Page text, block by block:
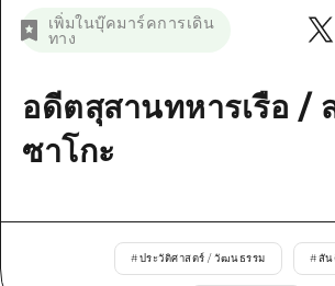
มาตรฐาน
ธรรมชาติ
บริเวณรอบๆ มิยาจิมะ
จังหวัดเอฮิเมะ
สรุปการจราจรรอง
ตั๋วเที่ยวคุ้มค่าตั๋วเที่ยว
TRAVELPAL
ข่าว
เพิ่มในบุ๊คมาร์คการเดิน
ทาง
อดีตสุสานทหารเรือ /
ซาโกะ
#ประวัติศาสตร์ / วัฒนธรรม #สัน